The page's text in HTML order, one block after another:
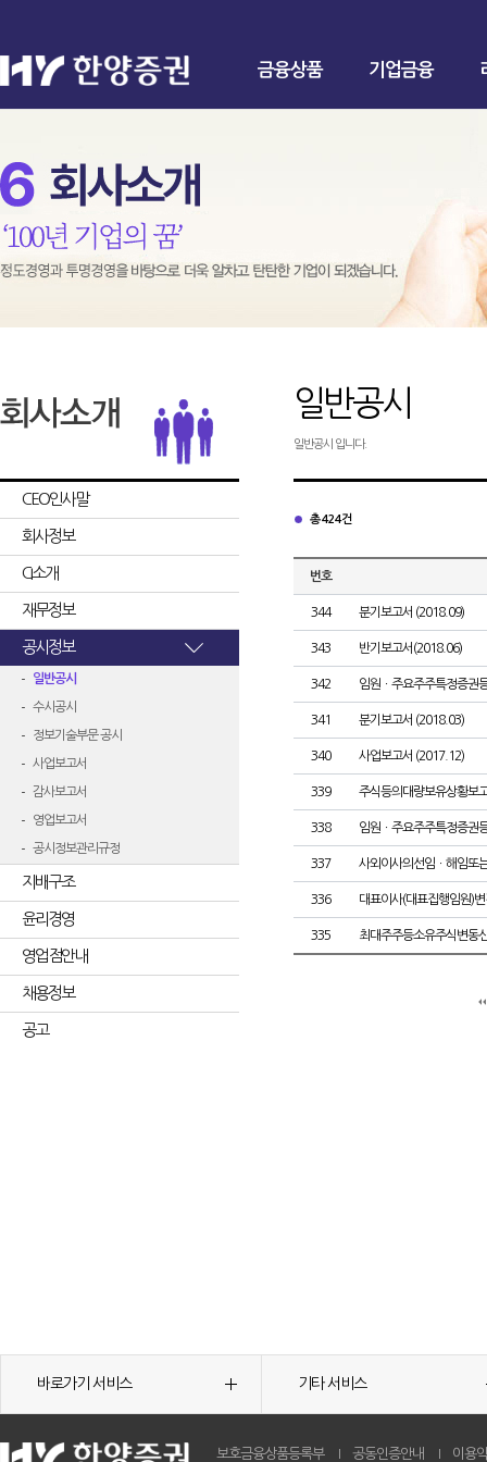
금융상품 기업금융
CEO인사말
회사정보
CI소개
재무정보
공시정보
일반공시
수시공시
정보기술부문 공시
사업보고서
감사보고서
영업보고서
공시정보관리규정
지배구조
윤리경영
영업점안내
채용정보
공고
일반공시
일반공시 입니다.
총 424건
번호
344 분기보고서 (2018.09)
343 반기보고서(2018.06)
342 임원ㆍ주요주주특정증권
341 분기보고서 (2018.03)
340 사업보고서 (2017.12)
339 주식등의대량보유상황보
338 임원ㆍ주요주주특정증권
337 사외이사의선임ㆍ해임또
336 대표이사(대표집행임원)
335 최대주주등소유주식변동
바로가기 서비스 기타 서비스
보호금융상품등록부 공동인증안내 이용